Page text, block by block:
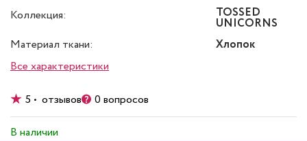
Коллекция:
TOSSED
UNICORNS
Материал ткани:
Хлопок
Все характеристики
5 • отзывов 0 вопросов
В наличии